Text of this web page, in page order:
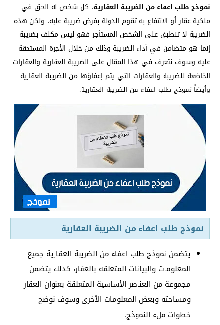
نموذج طلب اعفاء من الضريبة العقارية، كل شخص له الحق في
ملكية عقار أو الانتفاع به تقوم الدولة بفرض ضريبة عليه، ولكن هذه
الضريبة لا تنطبق على الشخص المستأجر فهو ليس مكلف بضريبة
إنما هو متضامن في أداء الضريبة وذلك من خلال الأجرة المستحقة
عليه وسوف نتعرف في هذا المقال على الضريبة العقارية والعقارات
الخاضعة للضريبة والعقارات التي يتم إعفاؤها من الضريبة العقارية
وأيضاً نموذج طلب اعفاء من الضريبة العقارية.
نموذج طلب اعفاء من الضريبة العقارية
يتضمن نموذج طلب اعفاء من الضريبة العقارية جميع
المعلومات والبيانات المتعلقة بالعقار، كذلك يتضمن
مجموعة من العناصر الأساسية المتعلقة بعنوان العقار
ومساحته وبعض المعلومات الأخرى وسوف نوضح
خطوات ملء النموذج.